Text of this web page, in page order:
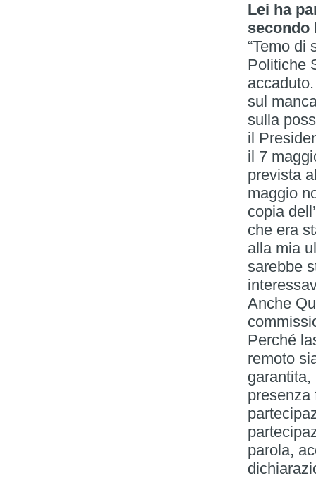
Lei ha
secondo
“Temo di
Politiche
sul
sulla
il
il 7
prevista
maggio
copia
che era
alla mia
sarebbe
Anche
Perché
remoto
presenza
parola,